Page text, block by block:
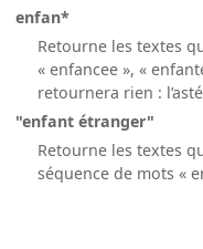
enfan*
Retourne les textes
« enfancee », «
retournera rien :
"enfant étranger"
Retourne les textes
séquence de mots «